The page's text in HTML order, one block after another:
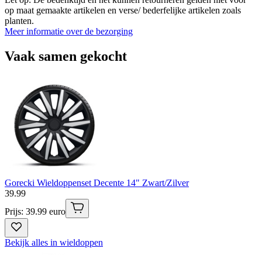
op maat gemaakte artikelen en verse/ bederfelijke artikelen zoals
planten.
Meer informatie over de bezorging
Vaak samen gekocht
Gorecki Wieldoppenset Decente 14" Zwart/Zilver
39.99
Prijs: 39.99 euro
Bekijk alles in wieldoppen